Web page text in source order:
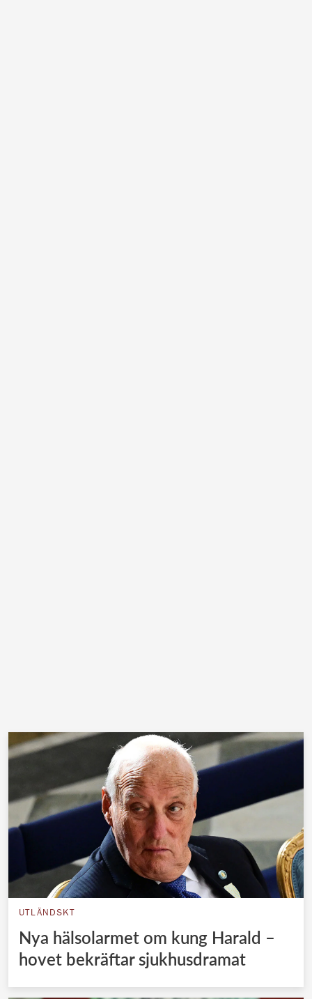
UTLÄNDSKT
Nya hälsolarmet om kung Harald –
hovet bekräftar sjukhusdramat